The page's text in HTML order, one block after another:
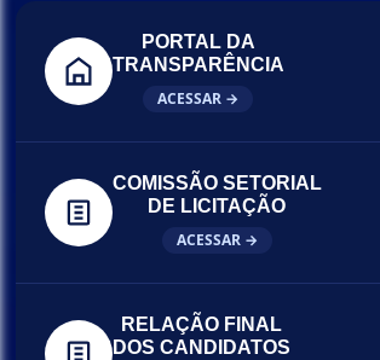
PORTAL DA
TRANSPARÊNCIA
ACESSAR →
COMISSÃO SETORIAL
DE LICITAÇÃO
ACESSAR →
RELAÇÃO FINAL
DOS CANDIDATOS